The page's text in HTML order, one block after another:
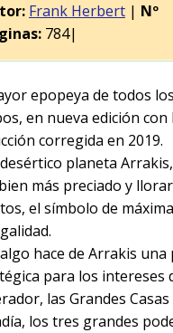
Frank Herbert | Nº
784|
epopeya de todos los
en nueva edición con
corregida en 2019.
planeta
más preciado y
el símbolo de máxima
hace de Arrakis una
para los intereses
las Grandes Casas
los tres grandes